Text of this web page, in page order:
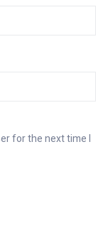
for the next time I